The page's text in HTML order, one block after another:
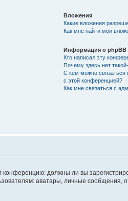
Вложения
Какие вложения
Как мне найти мои
Информация о phpBB
Кто написал эту
Почему здесь нет
С кем можно связаться
с этой конференцией?
Как мне связаться с
конференцию: должны ли вы
аватары, личные сообщения,